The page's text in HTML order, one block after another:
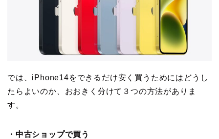
では、iPhone14をできるだけ安く買うためにはどうし
たらよいのか、おおきく分けて３つの方法がありま
す。
・中古ショップで買う